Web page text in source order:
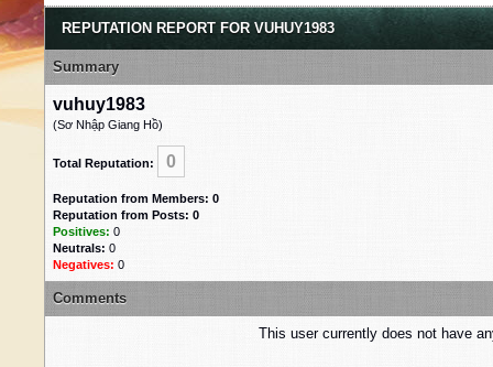
REPUTATION REPORT FOR VUHUY1983
Summary
vuhuy1983
(Sơ Nhập Giang Hồ)
Total Reputation: 0
Reputation from Members: 0
Reputation from Posts: 0
Positives: 0
Neutrals: 0
Negatives: 0
Comments
This user currently does not have